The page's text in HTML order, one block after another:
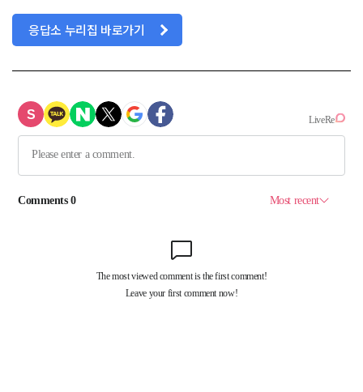
응답소 누리집 바로가기